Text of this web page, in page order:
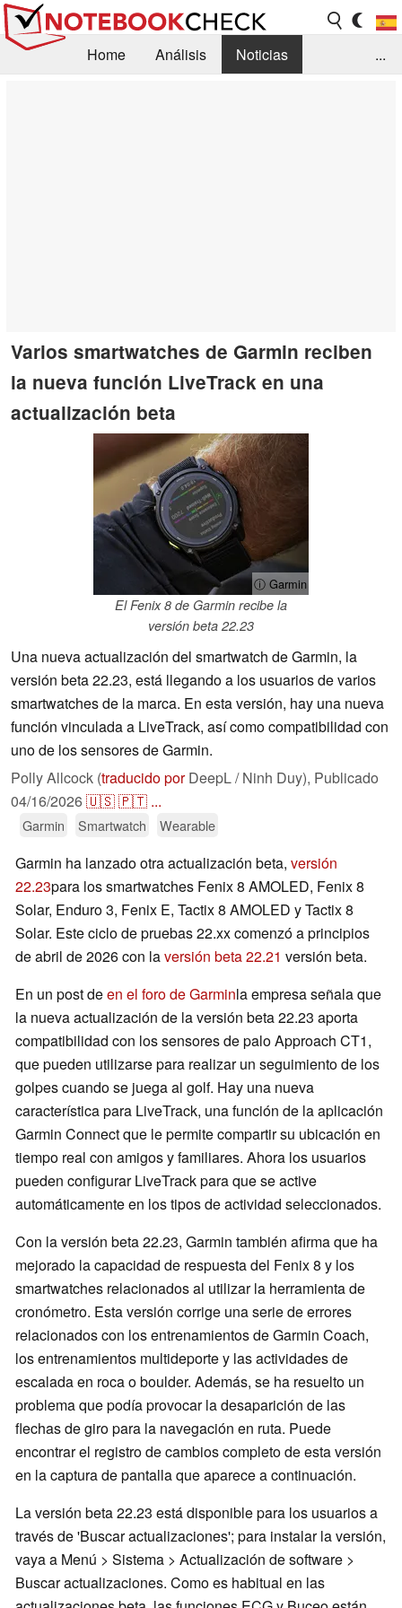
Home Análisis
Noticias
...
Varios smartwatches de Garmin reciben
la nueva función LiveTrack en una
actualización beta
ⓘ Garmin
El Fenix 8 de Garmin recibe la
versión beta 22.23
Una nueva actualización del smartwatch de Garmin, la
versión beta 22.23, está llegando a los usuarios de varios
smartwatches de la marca. En esta versión, hay una nueva
función vinculada a LiveTrack, así como compatibilidad con
uno de los sensores de Garmin.
Polly Allcock (traducido porDeepL / Ninh Duy), Publicado
04/16/2026🇺🇸🇵🇹 ...
Garmin Smartwatch Wearable
Garmin ha lanzado otra actualización beta, versión
22.23para los smartwatches Fenix 8 AMOLED, Fenix 8
Solar, Enduro 3, Fenix E, Tactix 8 AMOLED y Tactix 8
Solar. Este ciclo de pruebas 22.xx comenzó a principios
de abril de 2026 con laversión beta 22.21 versión beta.
En un post deen el foro de Garminla empresa señala que
la nueva actualización de la versión beta 22.23 aporta
compatibilidad con los sensores de palo Approach CT1,
que pueden utilizarse para realizar un seguimiento de los
golpes cuando se juega al golf. Hay una nueva
característica para LiveTrack, una función de la aplicación
Garmin Connect que le permite compartir su ubicación en
tiempo real con amigos y familiares. Ahora los usuarios
pueden configurar LiveTrack para que se active
automáticamente en los tipos de actividad seleccionados.
Con la versión beta 22.23, Garmin también afirma que ha
mejorado la capacidad de respuesta del Fenix 8 y los
smartwatches relacionados al utilizar la herramienta de
cronómetro. Esta versión corrige una serie de errores
relacionados con los entrenamientos de Garmin Coach,
los entrenamientos multideporte y las actividades de
escalada en roca o boulder. Además, se ha resuelto un
problema que podía provocar la desaparición de las
flechas de giro para la navegación en ruta. Puede
encontrar el registro de cambios completo de esta versión
en la captura de pantalla que aparece a continuación.
La versión beta 22.23 está disponible para los usuarios a
través de 'Buscar actualizaciones'; para instalar la versión,
vaya a Menú > Sistema > Actualización de software >
Buscar actualizaciones. Como es habitual en las